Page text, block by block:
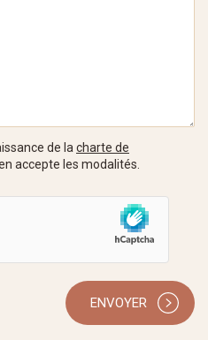
de lacharte de
accepte les modalités.
ENVOYER